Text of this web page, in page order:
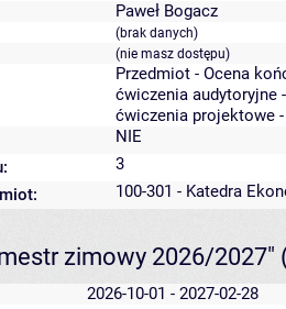
Paweł Bogacz
(brak danych)
(nie masz dostępu)
Przedmiot - Ocena
ćwiczenia audytoryjne
ćwiczenia projektowe
NIE
3
100-301 - Katedra
zimowy 2026/2027"
2026-10-01 - 2027-02-28